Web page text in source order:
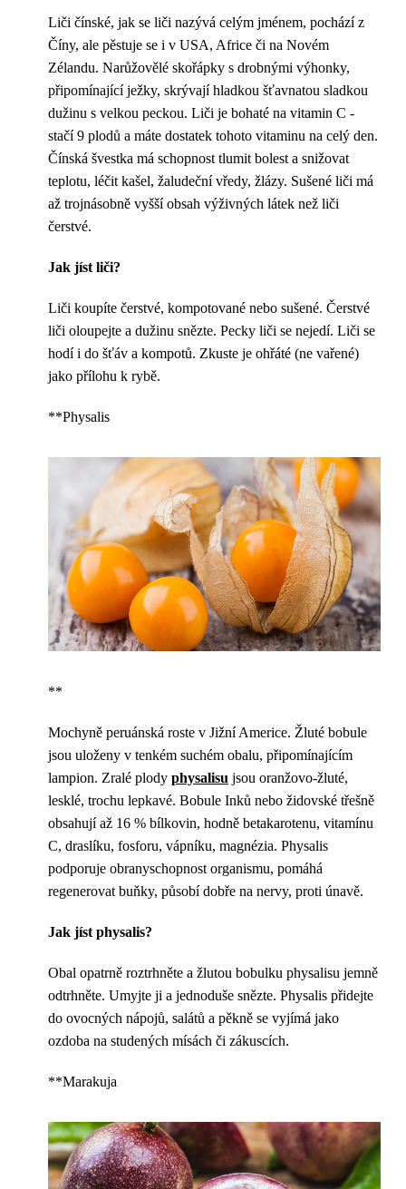
Liči čínské, jak se liči nazývá celým jménem, ​​pochází z
Číny, ale pěstuje se i v USA, Africe či na Novém
Zélandu. Narůžovělé skořápky s drobnými výhonky,
připomínající ježky, skrývají hladkou šťavnatou sladkou
dužinu s velkou peckou. Liči je bohaté na vitamin C -
stačí 9 plodů a máte dostatek tohoto vitaminu na celý den.
Čínská švestka má schopnost tlumit bolest a snižovat
teplotu, léčit kašel, žaludeční vředy, žlázy. Sušené liči má
až trojnásobně vyšší obsah výživných látek než liči
čerstvé.
Jak jíst liči?
Liči koupíte čerstvé, kompotované nebo sušené. Čerstvé
liči oloupejte a dužinu snězte. Pecky liči se nejedí. Liči se
hodí i do šťáv a kompotů. Zkuste je ohřáté (ne vařené)
jako přílohu k rybě.
**Physalis
**
Mochyně peruánská roste v Jižní Americe. Žluté bobule
jsou uloženy v tenkém suchém obalu, připomínajícím
lampion. Zralé plody physalisu jsou oranžovo-žluté,
lesklé, trochu lepkavé. Bobule Inků nebo židovské třešně
obsahují až 16 % bílkovin, hodně betakarotenu, vitamínu
C, draslíku, fosforu, vápníku, magnézia. Physalis
podporuje obranyschopnost organismu, pomáhá
regenerovat buňky, působí dobře na nervy, proti únavě.
Jak jíst physalis?
Obal opatrně roztrhněte a žlutou bobulku physalisu jemně
odtrhněte. Umyjte ji a jednoduše snězte. Physalis přidejte
do ovocných nápojů, salátů a pěkně se vyjímá jako
ozdoba na studených mísách či zákuscích.
**Marakuja